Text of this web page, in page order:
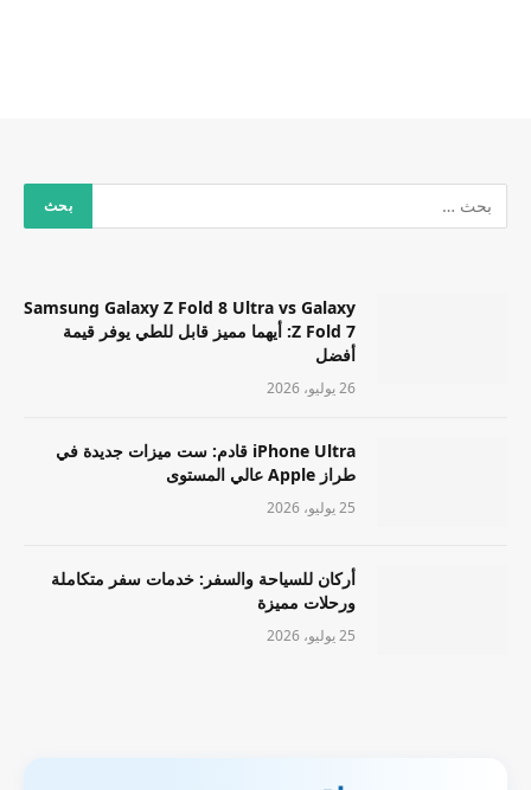
Samsung Galaxy Z Fold 8 Ultra vs Galaxy
Z Fold 7: أيهما مميز قابل للطي يوفر قيمة
أفضل
26 يوليو، 2026
iPhone Ultra قادم: ست ميزات جديدة في
طراز Apple عالي المستوى
25 يوليو، 2026
أركان للسياحة والسفر: خدمات سفر متكاملة
ورحلات مميزة
25 يوليو، 2026